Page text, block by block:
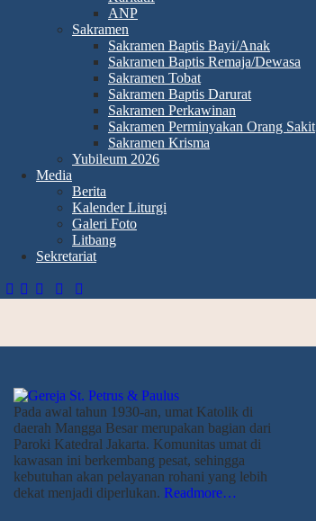
ANP
Sakramen
Sakramen Baptis Bayi/Anak
Sakramen Baptis Remaja/Dewasa
Sakramen Tobat
Sakramen Baptis Darurat
Sakramen Perkawinan
Sakramen Perminyakan Orang Sakit
Sakramen Krisma
Yubileum 2026
Media
Berita
Kalender Liturgi
Galeri Foto
Litbang
Sekretariat
Pada awal tahun 1930-an, umat Katolik di
daerah Mangga Besar merupakan bagian dari
Paroki Katedral Jakarta. Komunitas umat di
kawasan ini berkembang pesat, sehingga
kebutuhan akan pelayanan rohani yang lebih
dekat menjadi diperlukan. Readmore…